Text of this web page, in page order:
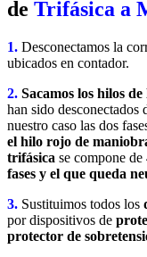
de Trifásica a
1. Desconectamos la
ubicados en contador.
2. Sacamos los hilos
han sido
nuestro caso las dos
el hilo rojo de
trifásica se compone
fases y el que queda
3. Sustituimos todos los
por dispositivos de
protector de